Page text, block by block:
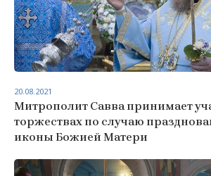
Митрополит Савва принимает
торжествах по случаю
иконы Божией Матери
20.08.2021